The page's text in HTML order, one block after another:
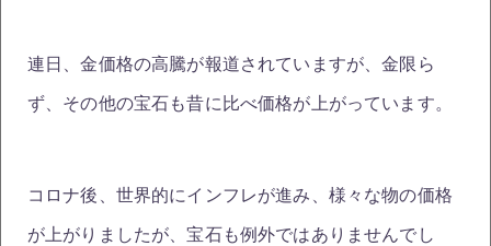
連日、金価格の高騰が報道されていますが、金限ら
ず、その他の宝石も昔に比べ価格が上がっています。
コロナ後、世界的にインフレが進み、様々な物の価格
が上がりましたが、宝石も例外ではありませんでし